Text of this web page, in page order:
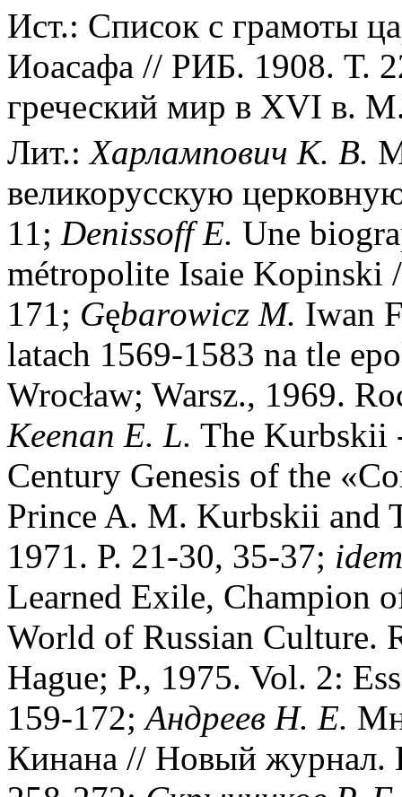
Ист.: Список с грамоты
Иоасафа // РИБ. 1908. Т.
греческий мир в XVI в.
Лит.:Харлампович К. В.
великорусскую
11; Denissoff E. Une
métropolite Isaie Kopinski
171; Gębarоwiсz M. Iwan
latach 1569-1583 na tle
Wrocław; Warsz., 1969.
Кeenan E. L. The Kurbskii
Century Genesis of the
Prince A. M. Kurbskii and
1971. P. 21-30, 35-37;
Learned Exile, Champion
World of Russian Culture.
Hague; P., 1975. Vol. 2:
159-172;Андреев Н. Е.
Кинана // Новый